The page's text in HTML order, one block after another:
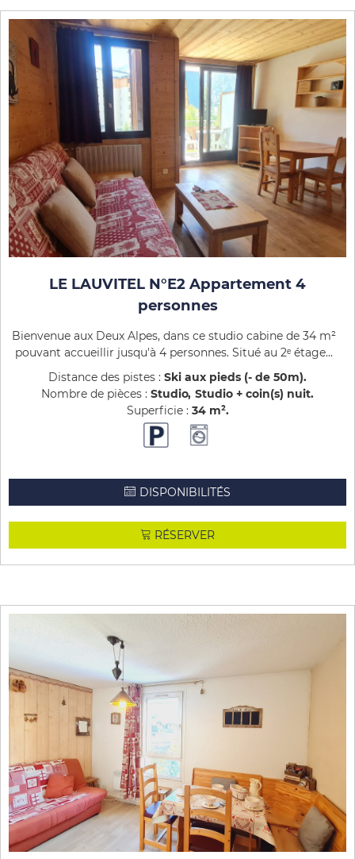
LE LAUVITEL N°E2 Appartement 4
personnes
Bienvenue aux Deux Alpes, dans ce studio cabine de 34 m²
pouvant accueillir jusqu'à 4 personnes. Situé au 2ᵉ étage...
Distance des pistes : Ski aux pieds (- de 50m)
Nombre de pièces : Studio Studio + coin(s) nuit
Superficie : 34 m²
DISPONIBILITÉS
RÉSERVER